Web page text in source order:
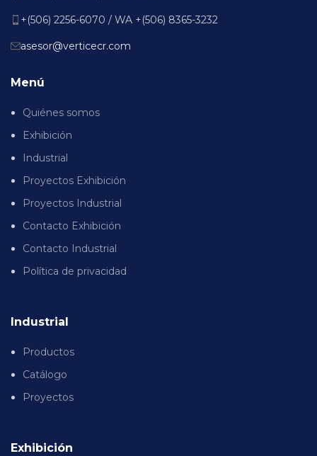
+(506) 2256-6070 / WA +(506) 8365-3232
asesor@verticecr.com
Menú
Quiénes somos
Exhibición
Industrial
Proyectos Exhibición
Proyectos Industrial
Contacto Exhibición
Contacto Industrial
Política de privacidad
Industrial
Productos
Catálogo
Proyectos
Exhibición